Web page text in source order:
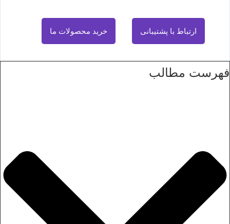
ارتباط با پشتیبانی خرید محصولات ما
فهرست مطالب